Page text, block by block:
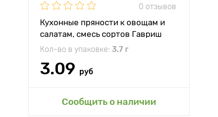
0 отзывов
Кухонные пряности к овощам и
салатам, смесь сортов Гавриш
Кол-во в упаковке: 3.7 г
3.09 руб
Сообщить о наличии